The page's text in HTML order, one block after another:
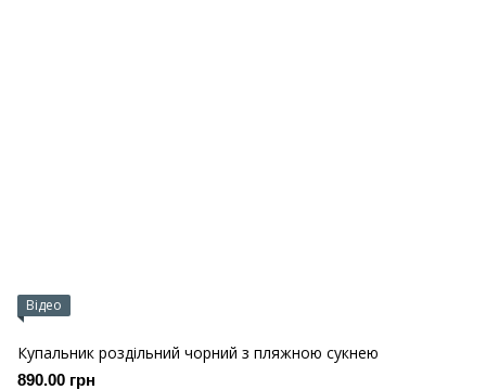
Відео
Купальник роздільний чорний з пляжною сукнею
890.00 грн